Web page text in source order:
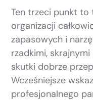
Ten trzeci punkt to
organizacji
zapasowych i
rzadkimi,
skutki dobrze
Wcześniejsze
profesjonalnego